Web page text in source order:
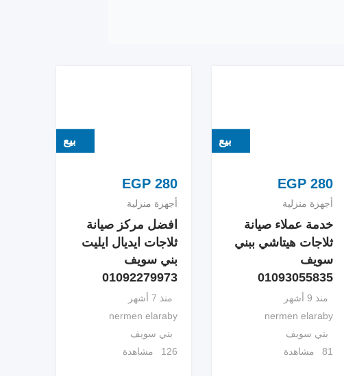
بيع
EGP280
أجهزة منزلية
خدمة عملاء صيانة
ثلاجات هيتاشي ببني
سويف
01093055835
منذ 9 أشهر
nermen elaraby
بني سويف
81 مشاهدة
بيع
EGP280
أجهزة منزلية
افضل مركز صيانة
ثلاجات ايديال ايليت
بني سويف
01092279973
منذ 7 أشهر
nermen elaraby
بني سويف
126 مشاهدة